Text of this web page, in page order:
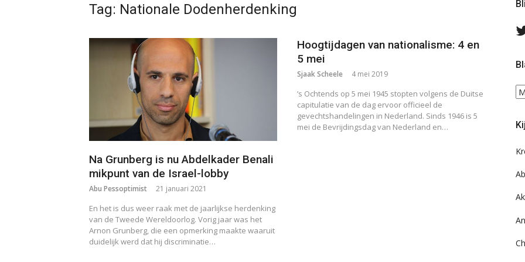
Tag: Nationale Dodenherdenking
Na Grunberg is nu Abdelkader Benali
mikpunt van de Israel-lobby
Abu Pessoptimist 21 januari 2021
En het is dus weer raak met de jaarlijkse herdenking
van de Tweede Wereldoorlog. Vorig jaar was het
Arnon Grunberg, die een opmerking maakte waaruit
duidelijk werd dat hij discriminatie…
Hoogtijdagen van nationalisme: 4 en
5 mei
Sjaak Scheele 4 mei 2019
’s Ochtends op 5 mei 1945 stopten volgens de Duitse
capitulatie van de dag ervoor officieel de
gevechtshandelingen in Nederland. Sinds 1946 is 5
mei de Bevrijdingsdag van Nederland en…